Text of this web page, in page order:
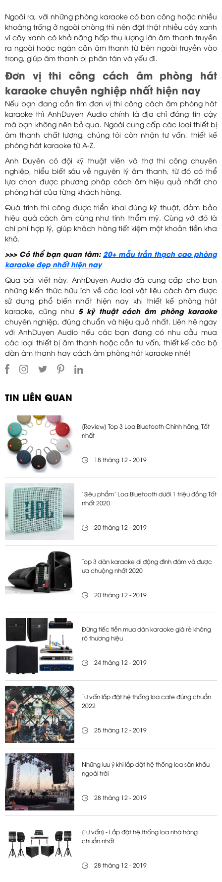
Ngoài ra, với những phòng karaoke có ban công hoặc nhiều
khoảng trống ở ngoài phòng thì nên đặt thật nhiều cây xanh
vì cây xanh có khả năng hấp thụ lượng lớn âm thanh truyền
ra ngoài hoặc ngăn cản âm thanh từ bên ngoài truyền vào
trong, giúp âm thanh bị phân tán và yếu đi.
Đơn vị thi công cách âm phòng hát
karaoke chuyên nghiệp nhất hiện nay
Nếu bạn đang cần tìm đơn vị thi công cách âm phòng hát
karaoke thì AnhDuyen Audio chính là địa chỉ đáng tin cậy
mà bạn không nên bỏ qua. Ngoài cung cấp các loại thiết bị
âm thanh chất lượng, chúng tôi còn nhận tư vấn, thiết kế
phòng hát karaoke từ A-Z.
Anh Duyên có đội kỹ thuật viên và thợ thi công chuyên
nghiệp, hiểu biết sâu về nguyên lý âm thanh, từ đó có thể
lựa chọn được phương pháp cách âm hiệu quả nhất cho
phòng hát của từng khách hàng.
Quá trình thi công được triển khai đúng kỹ thuật, đảm bảo
hiệu quả cách âm cũng như tính thẩm mỹ. Cùng với đó là
chi phí hợp lý, giúp khách hàng tiết kiệm một khoản tiền kha
khá.
>>> Có thể bạn quan tâm: 20+ mẫu trần thạch cao phòng
karaoke đẹp nhất hiện nay
Qua bài viết này, AnhDuyen Audio đã cung cấp cho bạn
những kiến thức hữu ích về các loại vật liệu cách âm được
sử dụng phổ biến nhất hiện nay khi thiết kế phòng hát
karaoke, cũng như 5 kỹ thuật cách âm phòng karaoke
chuyên nghiệp, đúng chuẩn và hiệu quả nhất. Liên hệ ngay
với AnhDuyen Audio nếu các bạn đang có nhu cầu mua
các loại thiết bị âm thanh hoặc cần tư vấn, thiết kế các bộ
dàn âm thanh hay cách âm phòng hát karaoke nhé!
TIN LIÊN QUAN
[Review] Top 3 Loa Bluetooth Chính hãng, Tốt
nhất
18 tháng 12 - 2019
‘Siêu phẩm’ Loa Bluetooth dưới 1 triệu đồng Tốt
nhất 2020
20 tháng 12 - 2019
Top 3 dàn karaoke di động đình đám và được
ưa chuộng nhất 2020
20 tháng 12 - 2019
Đừng tiếc tiền mua dàn karaoke giá rẻ không
rõ thương hiệu
24 tháng 12 - 2019
Tư vấn lắp đặt hệ thống loa cafe đúng chuẩn
2022
25 tháng 12 - 2019
Những lưu ý khi lắp đặt hệ thống loa sân khấu
ngoài trời
28 tháng 12 - 2019
[Tư vấn] - Lắp đặt hệ thống loa nhà hàng
chuẩn nhất
28 tháng 12 - 2019